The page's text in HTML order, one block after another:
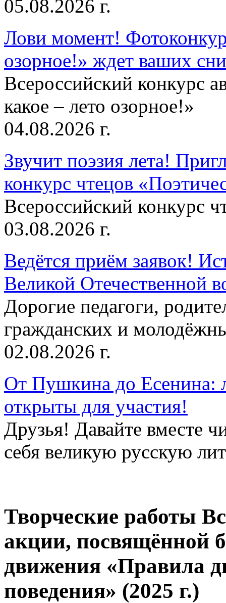
05.08.2026 г.
Лови момент!
озорное!» ждет ваших
Всероссийский конкурс
какое – лето озорное!»
04.08.2026 г.
Звучит поэзия лета!
конкурс чтецов
Всероссийский конкурс
03.08.2026 г.
Ведётся приём заявок!
Великой Отечественной
Дорогие педагоги,
гражданских и
02.08.2026 г.
От Пушкина до Есенина:
открыты для участия!
Друзья! Давайте вместе
себя великую русскую
Творческие работы
акции, посвящённой
движения «Правила
поведения» (2025 г.)